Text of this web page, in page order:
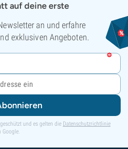
auf deine erste
an und erfahre
exklusiven Angeboten.
und es gelten die Datenschutzrichtlinie
Google.